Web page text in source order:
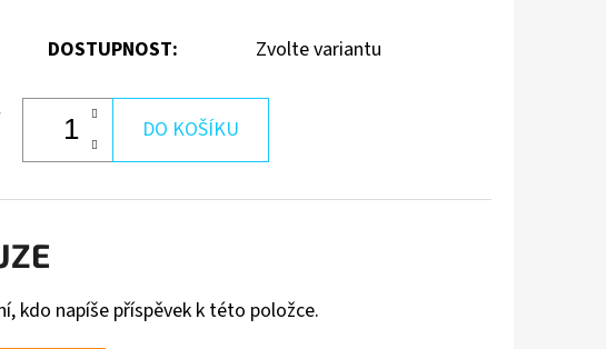
DOSTUPNOST: Zvolte variantu
DO KOŠÍKU
kdo napíše příspěvek k této položce.